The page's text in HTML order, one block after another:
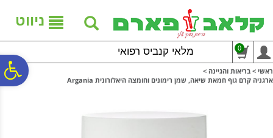
נגישות
אתר
המרכזי
ניווט
מלאי קנביס רפואי 0
ראשי > בריאות והגיינה >
ארגניה קרם גוף חמאת שיאה, שמן רימונים וחומצה היאלורונית Argania